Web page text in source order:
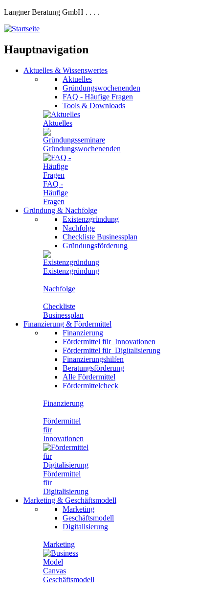
Langner Beratung GmbH . . . .
Hauptnavigation
Aktuelles & Wissenswertes
Aktuelles
Gründungswochenenden
FAQ - Häufige Fragen
Tools & Downloads
Aktuelles
Gründungswochenenden
FAQ -
Häufige
Fragen
Gründung & Nachfolge
Existenzgründung
Nachfolge
Checkliste Businessplan
Gründungsförderung
Existenzgründung
Nachfolge
Checkliste
Businessplan
Finanzierung & Fördermittel
Finanzierung
Fördermittel für Innovationen
Fördermittel für Digitalisierung
Finanzierungshilfen
Beratungsförderung
Alle Fördermittel
Fördermittelcheck
Finanzierung
Fördermittel
für
Innovationen
Fördermittel
für
Digitalisierung
Marketing & Geschäftsmodell
Marketing
Geschäftsmodell
Digitalisierung
Marketing
Geschäftsmodell